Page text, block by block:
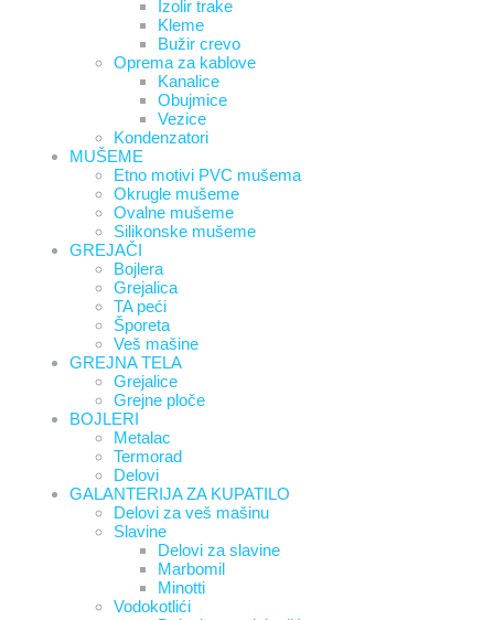
Izolir trake
Kleme
Bužir crevo
Oprema za kablove
Kanalice
Obujmice
Vezice
Kondenzatori
MUŠEME
Etno motivi PVC mušema
Okrugle mušeme
Ovalne mušeme
Silikonske mušeme
GREJAČI
Bojlera
Grejalica
TA peći
Šporeta
Veš mašine
GREJNA TELA
Grejalice
Grejne ploče
BOJLERI
Metalac
Termorad
Delovi
GALANTERIJA ZA KUPATILO
Delovi za veš mašinu
Slavine
Delovi za slavine
Marbomil
Minotti
Vodokotlići